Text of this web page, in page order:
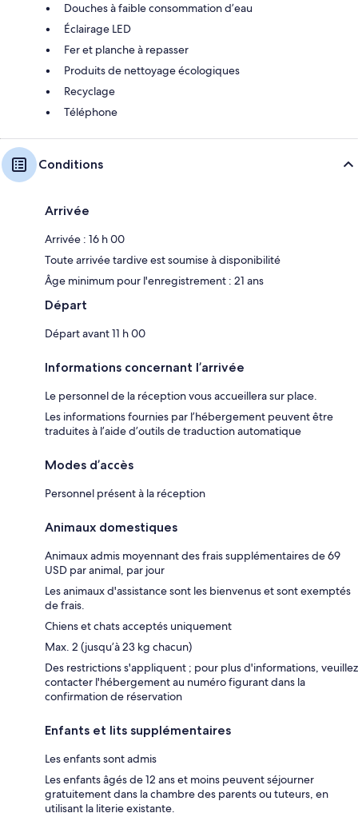
Douches à faible consommation d’eau
Éclairage LED
Fer et planche à repasser
Produits de nettoyage écologiques
Recyclage
Téléphone
Conditions
Arrivée
Arrivée : 16 h 00
Toute arrivée tardive est soumise à disponibilité
Âge minimum pour l'enregistrement : 21 ans
Départ
Départ avant 11 h 00
Informations concernant l’arrivée
Le personnel de la réception vous accueillera sur place.
Les informations fournies par l’hébergement peuvent être
traduites à l’aide d’outils de traduction automatique
Modes d’accès
Personnel présent à la réception
Animaux domestiques
Animaux admis moyennant des frais supplémentaires de 69
USD par animal, par jour
Les animaux d'assistance sont les bienvenus et sont exemptés
de frais.
Chiens et chats acceptés uniquement
Max. 2 (jusqu’à 23 kg chacun)
Des restrictions s'appliquent ; pour plus d'informations, veuillez
contacter l'hébergement au numéro figurant dans la
confirmation de réservation
Enfants et lits supplémentaires
Les enfants sont admis
Les enfants âgés de 12 ans et moins peuvent séjourner
gratuitement dans la chambre des parents ou tuteurs, en
utilisant la literie existante.